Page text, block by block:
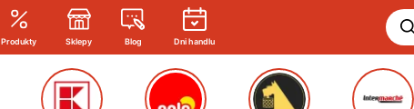
Produkty Sklepy Blog Dni handlu